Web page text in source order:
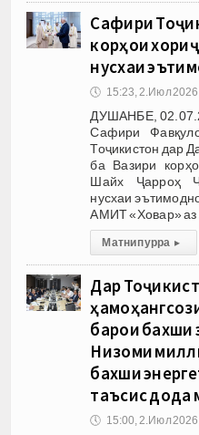
Сафири
корҳои
нусхаи
🕔 15:23, 2.Июл 2026
ДУШАНБЕ,
Сафири
Тоҷикистон дар
ба Вазири
Шайх Ҷарроҳ
нусхаи
АМИТ «Ховар»
Матни пурра ▸
Дар
барои бахши
Низоми
бахши
таъсис дода
🕔 15:00, 2.Июл 2026